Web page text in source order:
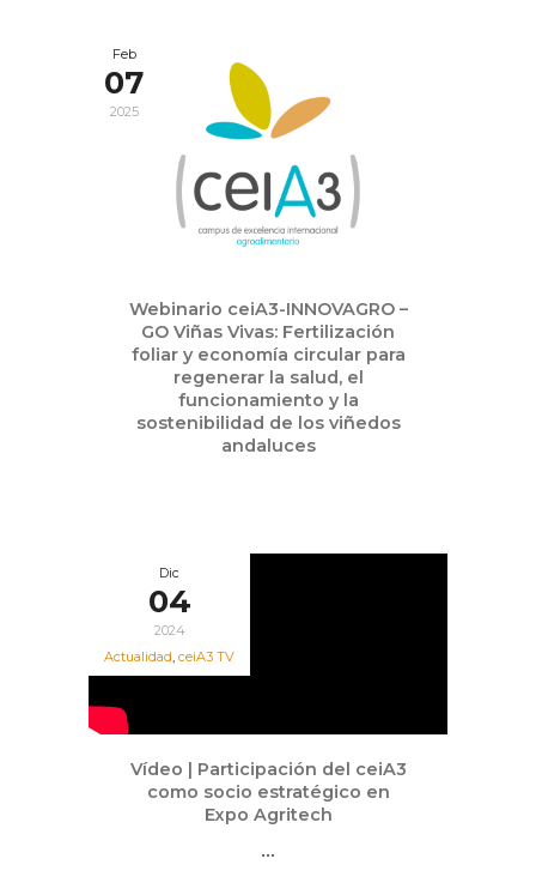
Feb
07
2025
Webinario ceiA3-INNOVAGRO –
GO Viñas Vivas: Fertilización
foliar y economía circular para
regenerar la salud, el
funcionamiento y la
sostenibilidad de los viñedos
andaluces
Dic
04
2024
Actualidad, ceiA3 TV
Vídeo | Participación del ceiA3
como socio estratégico en
Expo Agritech
...